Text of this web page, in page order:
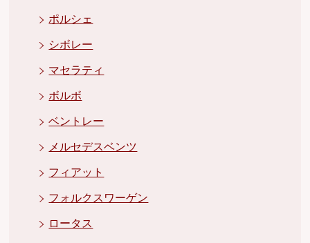
ポルシェ
シボレー
マセラティ
ボルボ
ベントレー
メルセデスベンツ
フィアット
フォルクスワーゲン
ロータス